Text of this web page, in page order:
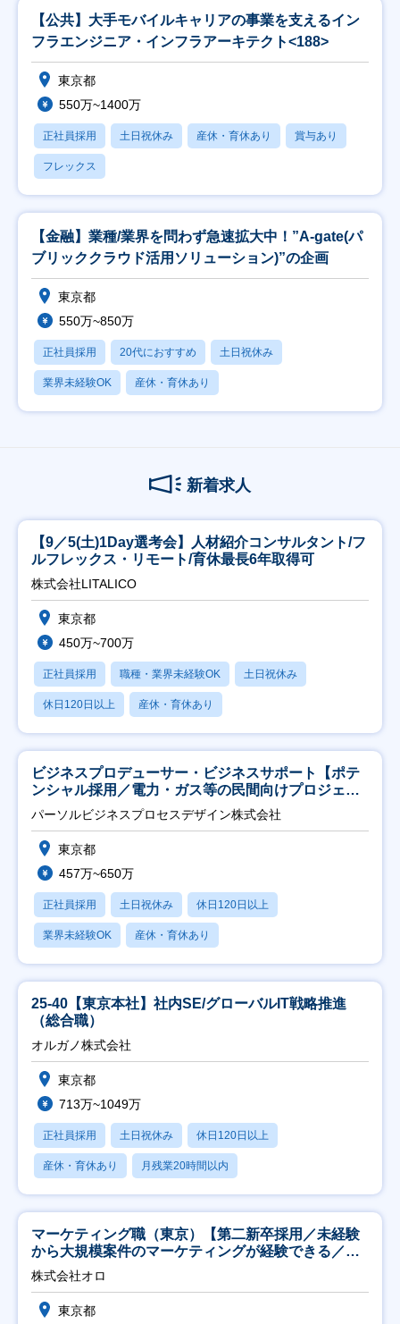
【公共】大手モバイルキャリアの事業を支えるイン
フラエンジニア・インフラアーキテクト<188>
東京都
550万~1400万
正社員採用 土日祝休み 産休・育休あり 賞与あり
フレックス
【金融】業種/業界を問わず急速拡大中！”A-gate(パ
ブリッククラウド活用ソリューション)”の企画
東京都
550万~850万
正社員採用 20代におすすめ 土日祝休み
業界未経験OK 産休・育休あり
新着求人
【9／5(土)1Day選考会】人材紹介コンサルタント/フ
ルフレックス・リモート/育休最長6年取得可
株式会社LITALICO
東京都
450万~700万
正社員採用 職種・業界未経験OK 土日祝休み
休日120日以上 産休・育休あり
ビジネスプロデューサー・ビジネスサポート【ポテ
ンシャル採用／電力・ガス等の民間向けプロジェク
ト推進】
パーソルビジネスプロセスデザイン株式会社
東京都
457万~650万
正社員採用 土日祝休み 休日120日以上
業界未経験OK 産休・育休あり
25-40【東京本社】社内SE/グローバルIT戦略推進
（総合職）
オルガノ株式会社
東京都
713万~1049万
正社員採用 土日祝休み 休日120日以上
産休・育休あり 月残業20時間以内
マーケティング職（東京）【第二新卒採用／未経験
から大規模案件のマーケティングが経験できる／研
修充実】
株式会社オロ
東京都